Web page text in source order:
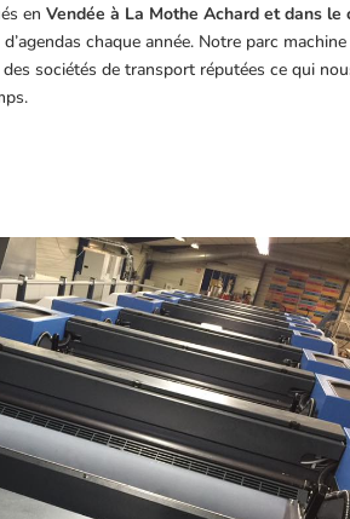
enVendée à La Mothe Achard et dans
chaque année. Notre parc
sociétés de transport réputées ce qui